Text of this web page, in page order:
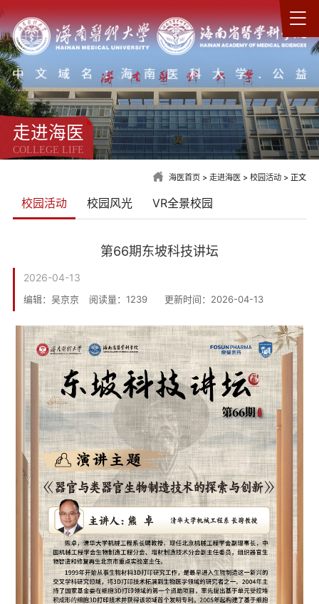
走进海医
COLLEGE LIFE
海医首页 >走进海医 >校园活动 > 正文
校园活动 校园风光 VR全景校园
第66期东坡科技讲坛
2026-04-13
编辑：吴京京 阅读量： 1239 更新时间：2026-04-13